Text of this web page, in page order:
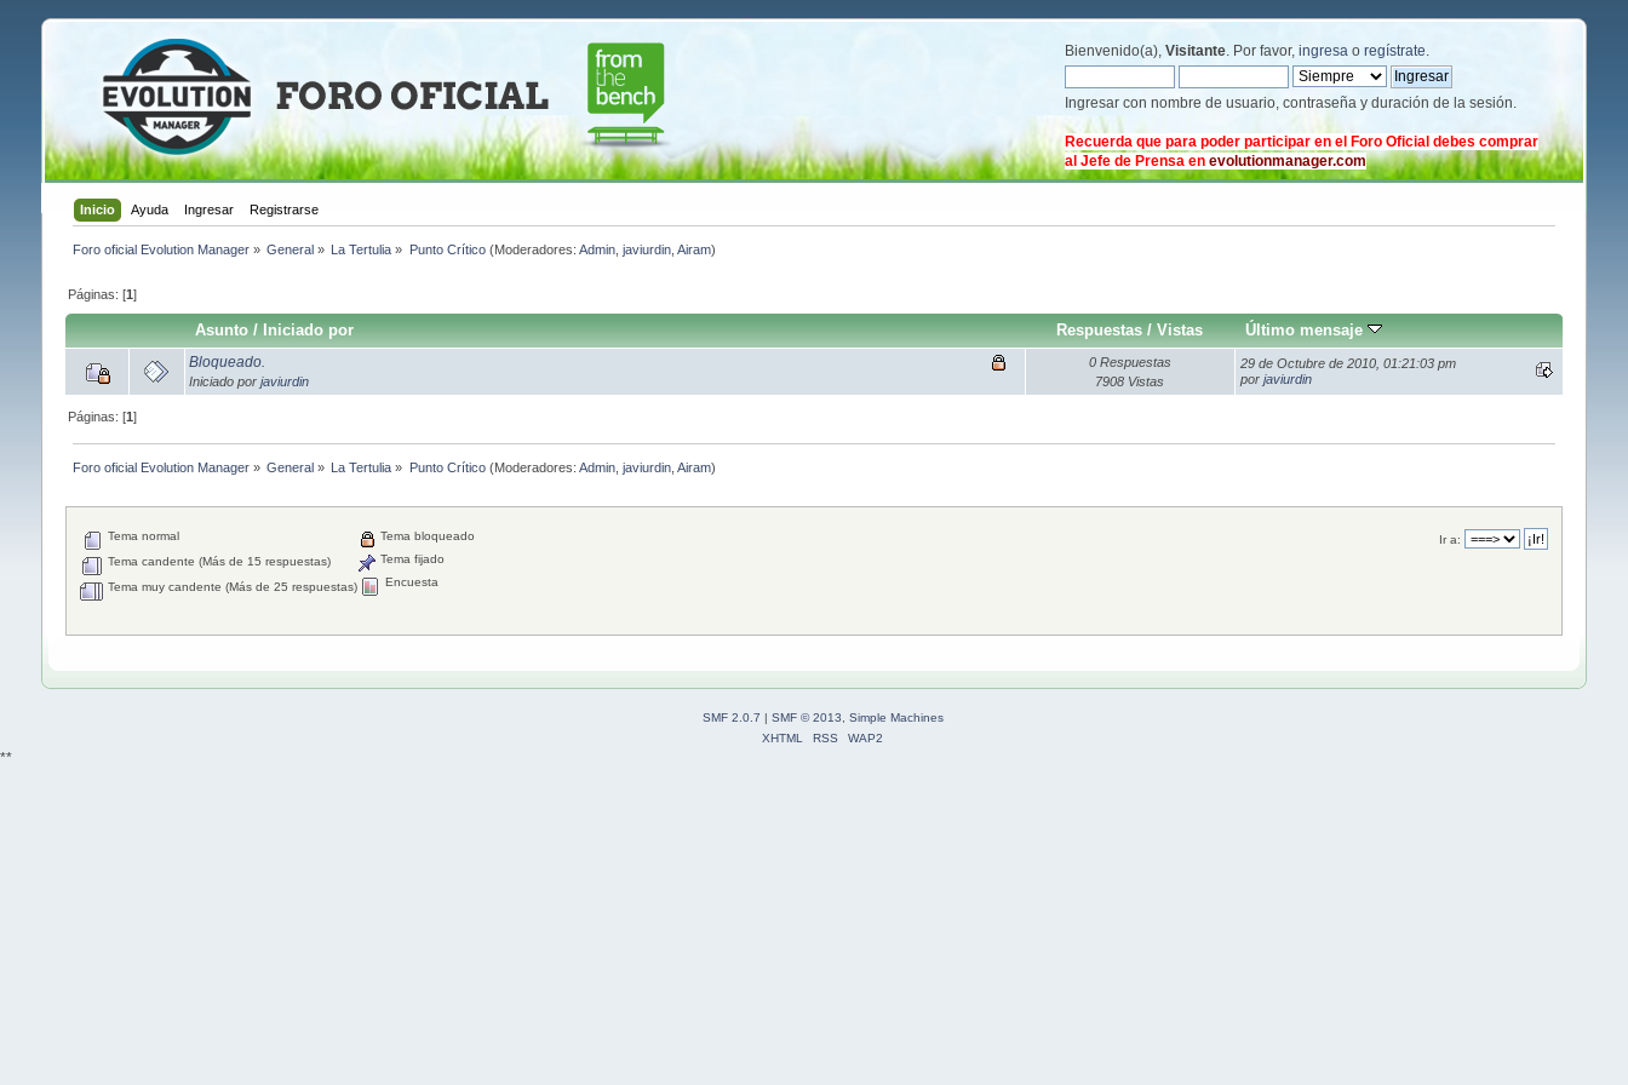
Bienvenido(a),Visitante. Por favor,ingresa oregístrate.
Ingresar con nombre de usuario, contraseña y duración de la sesión.
Recuerda que para poder participar en el Foro Oficial debes comprar
al Jefe de Prensa enevolutionmanager.com
Inicio Ayuda Ingresar Registrarse
Foro oficial Evolution Manager» General » La Tertulia » Punto Crítico(Moderadores: Admin, javiurdin, Airam)
Páginas: [1]
Asunto/ Iniciado por Respuestas/ Vistas Último mensaje
Bloqueado.
Iniciado por javiurdin
0 Respuestas
7908 Vistas
29 de Octubre de 2010, 01:21:03 pm
por javiurdin
Páginas: [1]
Foro oficial Evolution Manager» General » La Tertulia » Punto Crítico(Moderadores: Admin, javiurdin, Airam)
Ir a:
Tema normal
Tema candente (Más de 15 respuestas)
Tema muy candente (Más de 25 respuestas)
Tema bloqueado
Tema fijado
Encuesta
SMF 2.0.7 | SMF © 2013
Simple Machines
XHTML
RSS WAP2
**